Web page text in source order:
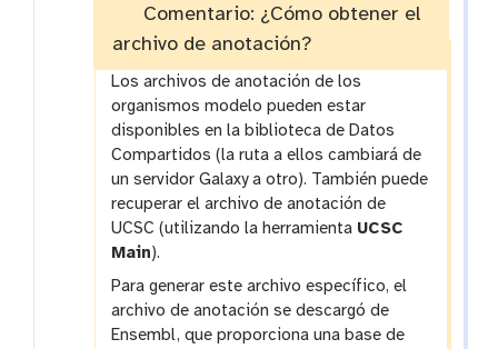
Comentario: ¿Cómo obtener el
archivo de anotación?
Los archivos de anotación de los
organismos modelo pueden estar
disponibles en la biblioteca de Datos
Compartidos (la ruta a ellos cambiará de
un servidor Galaxy a otro). También puede
recuperar el archivo de anotación de
UCSC (utilizando la herramienta UCSC
Main).
Para generar este archivo específico, el
archivo de anotación se descargó de
Ensembl, que proporciona una base de